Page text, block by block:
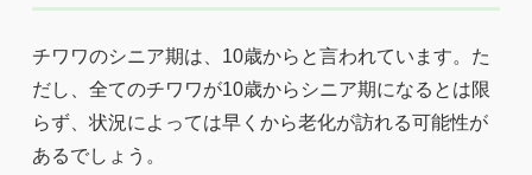
チワワのシニア期は、10歳からと言われています。た
だし、全てのチワワが10歳からシニア期になるとは限
らず、状況によっては早くから老化が訪れる可能性が
あるでしょう。